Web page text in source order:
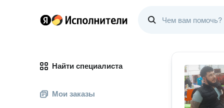
Найти специалиста
Мои заказы